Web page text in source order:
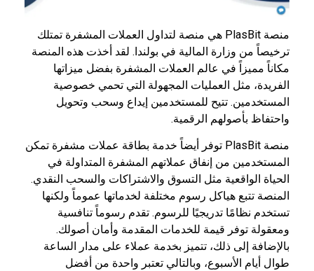
منصة PlasBit هي منصة لتداول العملات المشفرة تمتلك
ترخيصاً من وزارة المالية في بولندا. لقد أخذت هذه المنصة
مكاناً مميزاً في عالم العملات المشفرة بفضل ميزاتها
الفريدة، مثل العمليات المجهولة التي تحمي خصوصية
المستخدمين. تتيح للمستخدمين إيداع وسحب وتحويل
واحتفاظ بأصولهم الرقمية.
منصة PlasBit توفر أيضاً خدمة بطاقة عملات مشفرة تمكن
المستخدمين من إنفاق عملاتهم المشفرة المتداولة في
الحياة الواقعية مثل التسوق والاشتراكات والسحب النقدي.
المنصة تتبع هياكل رسوم مختلفة لخدماتها عموماً ولكنها
تستخدم نظامًا تدريجيًا للرسوم. تقدم رسوماً تنافسية
ومعقولة توفر قيمة للخدمات المقدمة وأمان أصولك.
بالإضافة إلى ذلك، تتميز بخدمة عملاء على مدار الساعة
طوال أيام الأسبوع، وبالتالي تعتبر واحدة من أفضل